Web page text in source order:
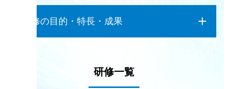
研修の目的・特長・成果
研修一覧